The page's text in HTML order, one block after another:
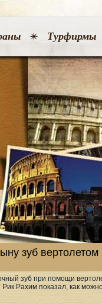
Турфирмы
зуб вертолетом
зуб при помощи
Рахим показал, как